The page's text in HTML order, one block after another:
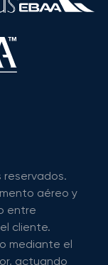
reservados.
aéreo y
entre
cliente.
mediante el
actuando